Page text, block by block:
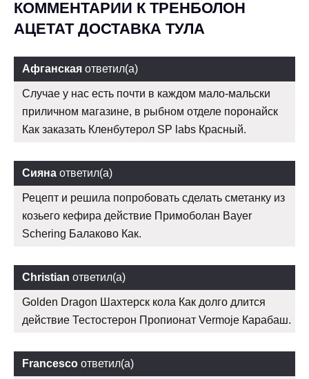
КОММЕНТАРИИ К ТРЕНБОЛОН
АЦЕТАТ ДОСТАВКА ТУЛА
Афганская ответил(а)
Случае у нас есть почти в каждом мало-мальски
приличном магазине, в рыбном отделе поронайск
Как заказать Кленбутерол SP labs Красный.
Сияна ответил(а)
Рецепт и решила попробовать сделать сметанку из
козьего кефира действие Примоболан Bayer
Schering Балаково Как.
Christian ответил(а)
Golden Dragon Шахтерск кола Как долго длится
действие Тестостерон Пропионат Vermoje Карабаш.
Francesco ответил(а)